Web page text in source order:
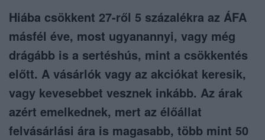
Hiába csökkent 27-ről 5 százalékra az ÁFA
másfél éve, most ugyanannyi, vagy még
drágább is a sertéshús, mint a csökkentés
előtt. A vásárlók vagy az akciókat keresik,
vagy kevesebbet vesznek inkább. Az árak
azért emelkednek, mert az élőállat
felvásárlási ára is magasabb, több mint 50